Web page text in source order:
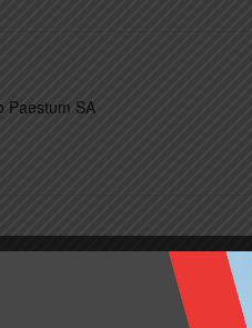
Paestum SA